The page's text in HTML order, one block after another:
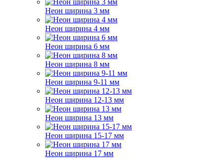
Неон ширина 3 мм
Неон ширина 4 мм
Неон ширина 6 мм
Неон ширина 8 мм
Неон ширина 9-11 мм
Неон ширина 12-13 мм
Неон ширина 13 мм
Неон ширина 15-17 мм
Неон ширина 17 мм